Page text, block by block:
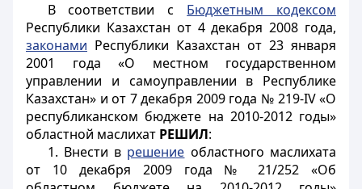
В соответствии с Бюджетным кодексом
Республики Казахстан от 4 декабря 2008 года,
законами Республики Казахстан от 23 января
2001 года «О местном государственном
управлении и самоуправлении в Республике
Казахстан» и от 7 декабря 2009 года № 219-IV «О
республиканском бюджете на 2010-2012 годы»
областной маслихат РЕШИЛ:
1. Внести в решение областного маслихата
от 10 декабря 2009 года № 21/252 «Об